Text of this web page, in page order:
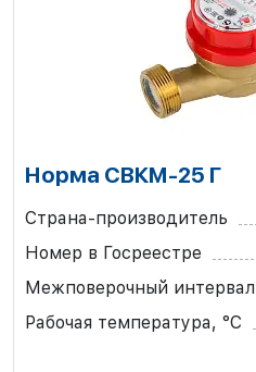
Норма СВКМ-25 Г
Страна-производитель
Номер в Госреестре
Межповерочный интервал
Рабочая температура, °С